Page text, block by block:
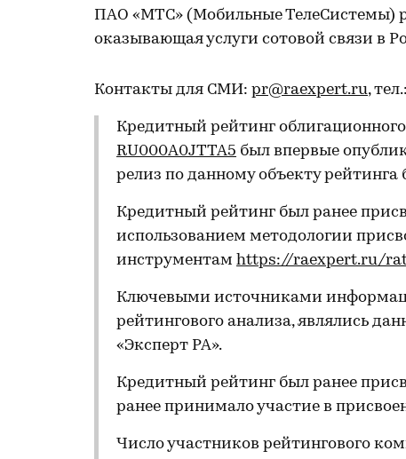
ПАО «МТС» (Мобильные ТелеСистемы)
оказывающая услуги сотовой связи в
Контакты для СМИ: pr@raexpert.ru,
Кредитный рейтинг
RU000A0JTTA5 был впервые
релиз по данному объекту рейтинга
Кредитный рейтинг был ранее
использованием методологии
инструментам https://raexpert.ru/
Ключевыми источниками
рейтингового анализа, являлись
«Эксперт РА».
Кредитный рейтинг был ранее
ранее принимало участие в
Число участников рейтингового